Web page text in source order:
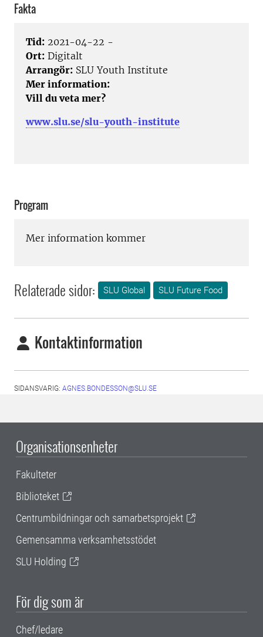
Fakta
Tid: 2021-04-22 -
Ort: Digitalt
Arrangör: SLU Youth Institute
Mer information:
Vill du veta mer?
www.slu.se/slu-youth-institute
Program
Mer information kommer
Relaterade sidor: SLU Global SLU Future Food
Kontaktinformation
SIDANSVARIG: AGNES.BONDESSON@SLU.SE
Organisationsenheter
Fakulteter
Biblioteket
Centrumbildningar och samarbetsprojekt
Gemensamma verksamhetsstödet
SLU Holding
För dig som är
Chef/ledare